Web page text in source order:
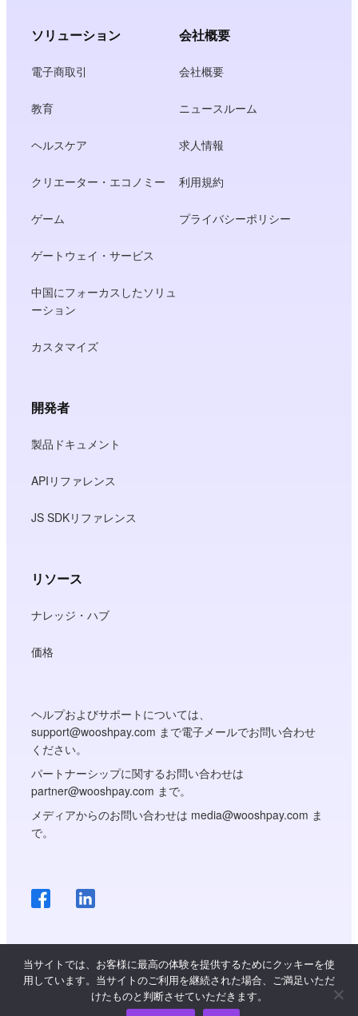
ソリューション
電子商取引
教育
ヘルスケア
クリエーター・エコノミー
ゲーム
ゲートウェイ・サービス
中国にフォーカスしたソリュ
ーション
カスタマイズ
会社概要
会社概要
ニュースルーム
求人情報
利用規約
プライバシーポリシー
開発者
製品ドキュメント
APIリファレンス
JS SDKリファレンス
リソース
ナレッジ・ハブ
価格
ヘルプおよびサポートについては、
support@wooshpay.com まで電子メールでお問い合わせ
ください。
パートナーシップに関するお問い合わせは
partner@wooshpay.com まで。
メディアからのお問い合わせは media@wooshpay.com ま
で。
著作権 © WooshPay 2026 無断複写・転載を禁じます。
当サイトでは、お客様に最高の体験を提供するためにクッキーを使
用しています。当サイトのご利用を継続された場合、ご満足いただ
けたものと判断させていただきます。